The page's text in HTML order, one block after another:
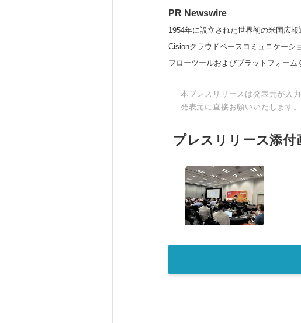
PR Newswire
1954年に設立された世界初の米国広
Cisionクラウドベースコミュニケーシ
フローツールおよびプラットフォーム
本プレスリリースは発表元が入
発表元に直接お願いいたします。
プレスリリース添付